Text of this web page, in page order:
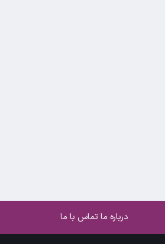
درباره ماتماس با ما